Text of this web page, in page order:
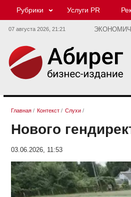
Рубрики Услуги PR
07 августа 2026, 21:21
Главная / Контекст / Слухи /
Нового
03.06.2026, 11:53